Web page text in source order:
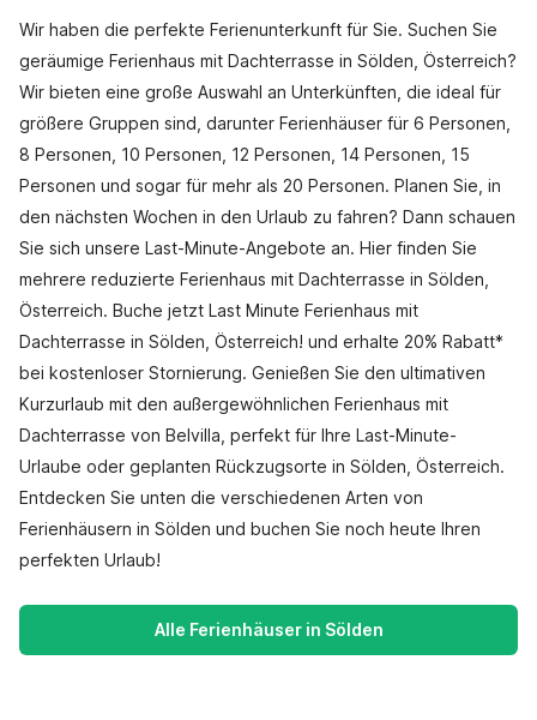
Wir haben die perfekte Ferienunterkunft für Sie. Suchen Sie
geräumige Ferienhaus mit Dachterrasse in Sölden, Österreich?
Wir bieten eine große Auswahl an Unterkünften, die ideal für
größere Gruppen sind, darunter Ferienhäuser für 6 Personen,
8 Personen, 10 Personen, 12 Personen, 14 Personen, 15
Personen und sogar für mehr als 20 Personen. Planen Sie, in
den nächsten Wochen in den Urlaub zu fahren? Dann schauen
Sie sich unsere Last-Minute-Angebote an. Hier finden Sie
mehrere reduzierte Ferienhaus mit Dachterrasse in Sölden,
Österreich. Buche jetzt Last Minute Ferienhaus mit
Dachterrasse in Sölden, Österreich! und erhalte 20% Rabatt*
bei kostenloser Stornierung. Genießen Sie den ultimativen
Kurzurlaub mit den außergewöhnlichen Ferienhaus mit
Dachterrasse von Belvilla, perfekt für Ihre Last-Minute-
Urlaube oder geplanten Rückzugsorte in Sölden, Österreich.
Entdecken Sie unten die verschiedenen Arten von
Ferienhäusern in Sölden und buchen Sie noch heute Ihren
perfekten Urlaub!
Alle Ferienhäuser in Sölden